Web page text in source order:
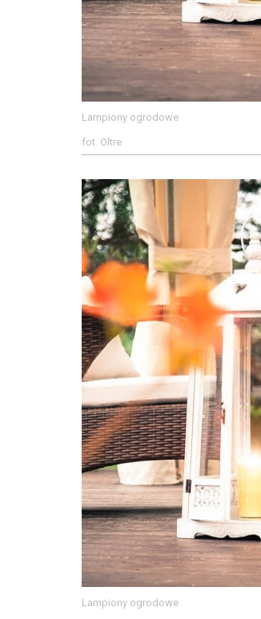
Lampiony ogrodowe
fot. Oltre
Lampiony ogrodowe